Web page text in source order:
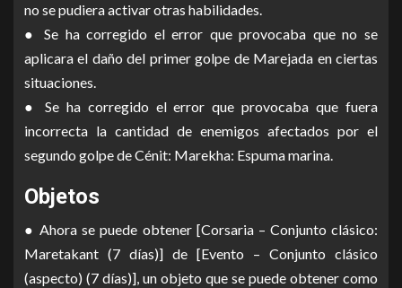
no se pudiera activar otras habilidades.
● Se ha corregido el error que provocaba que no se
aplicara el daño del primer golpe de Marejada en ciertas
situaciones.
● Se ha corregido el error que provocaba que fuera
incorrecta la cantidad de enemigos afectados por el
segundo golpe de Cénit: Marekha: Espuma marina.
Objetos
● Ahora se puede obtener [Corsaria – Conjunto clásico:
Maretakant (7 días)] de [Evento – Conjunto clásico
(aspecto) (7 días)], un objeto que se puede obtener como